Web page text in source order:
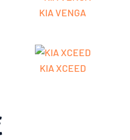
KIA VENGA
KIA XCEED